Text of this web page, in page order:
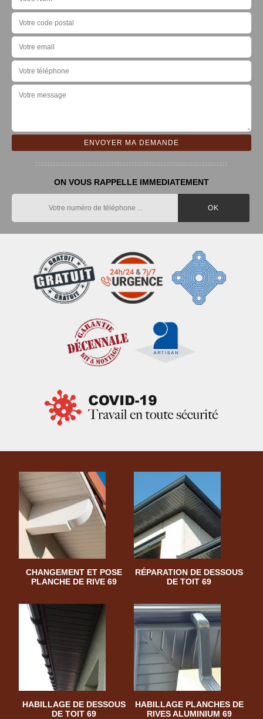
ON VOUS RAPPELLE IMMEDIATEMENT
CHANGEMENT ET POSE
PLANCHE DE RIVE 69
RÉPARATION DE DESSOUS
DE TOIT 69
HABILLAGE DE DESSOUS
DE TOIT 69
HABILLAGE PLANCHES DE
RIVES ALUMINIUM 69